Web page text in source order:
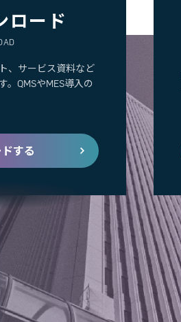
ロード
、サービス資料など
。QMSやMES導入の
する